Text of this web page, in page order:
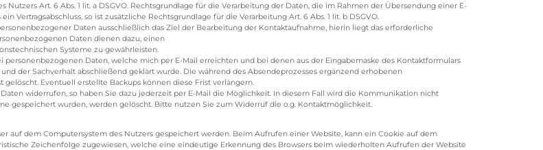
Art. 6 Abs. 1 lit. a DSGVO. Rechtsgrundlage für die Verarbeitung der Daten, die im Rahmen der Übersendung einer E-
Vertragsabschluss, so ist zusätzliche Rechtsgrundlage für die Verarbeitung Art. 6 Abs. 1 lit. b DSGVO.
Daten ausschließlich das Ziel der Bearbeitung der Kontaktaufnahme, hierin liegt das erforderliche
Daten dienen dazu, einen
Systeme zu gewährleisten.
Daten, welche mich per E-Mail erreichten und bei denen aus der Eingabemaske des Kontaktformulars
der Sachverhalt abschließend geklärt wurde. Die während des Absendeprozesses ergänzend erhobenen
Eventuell erstellte Backups können diese Frist verlängern.
widerrufen, so haben Sie dazu jederzeit per E-Mail die Möglichkeit. In diesem Fall wird die Kommunikation nicht
gespeichert wurden, werden gelöscht. Bitte nutzen Sie zum Widerruf die o.g. Kontaktmöglichkeit.
auf dem Computersystem des Nutzers gespeichert werden. Beim Aufrufen einer Website, kann ein Cookie auf dem
Zeichenfolge zugewiesen, welche eine eindeutige Erkennung des Browsers beim wiederholten Aufrufen der Website